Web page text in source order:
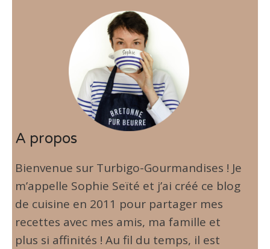
A propos
Bienvenue sur Turbigo-Gourmandises ! Je
m’appelle Sophie Seïté et j’ai créé ce blog
de cuisine en 2011 pour partager mes
recettes avec mes amis, ma famille et
plus si affinités ! Au fil du temps, il est